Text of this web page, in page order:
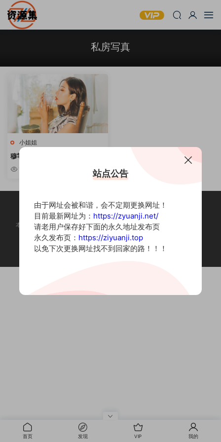
私房写真
小姐姐
穆零Mu0 – 写真套图合集 [持续
更新]
本站为摄影写真图片网站，内容来自网络收集整理，仅作个人学习使用。
如有违法内容请联系删除
Copyright © 2022 资源集
首页 发现 VIP 我的
站点公告
由于网址会被和谐，会不定期更换网址！
目前最新网址为： https://zyuanji.net/
请老用户保存好下面的永久地址发布页
永久发布页： https://ziyuanji.top
以免下次更换网址找不到回家的路！！！